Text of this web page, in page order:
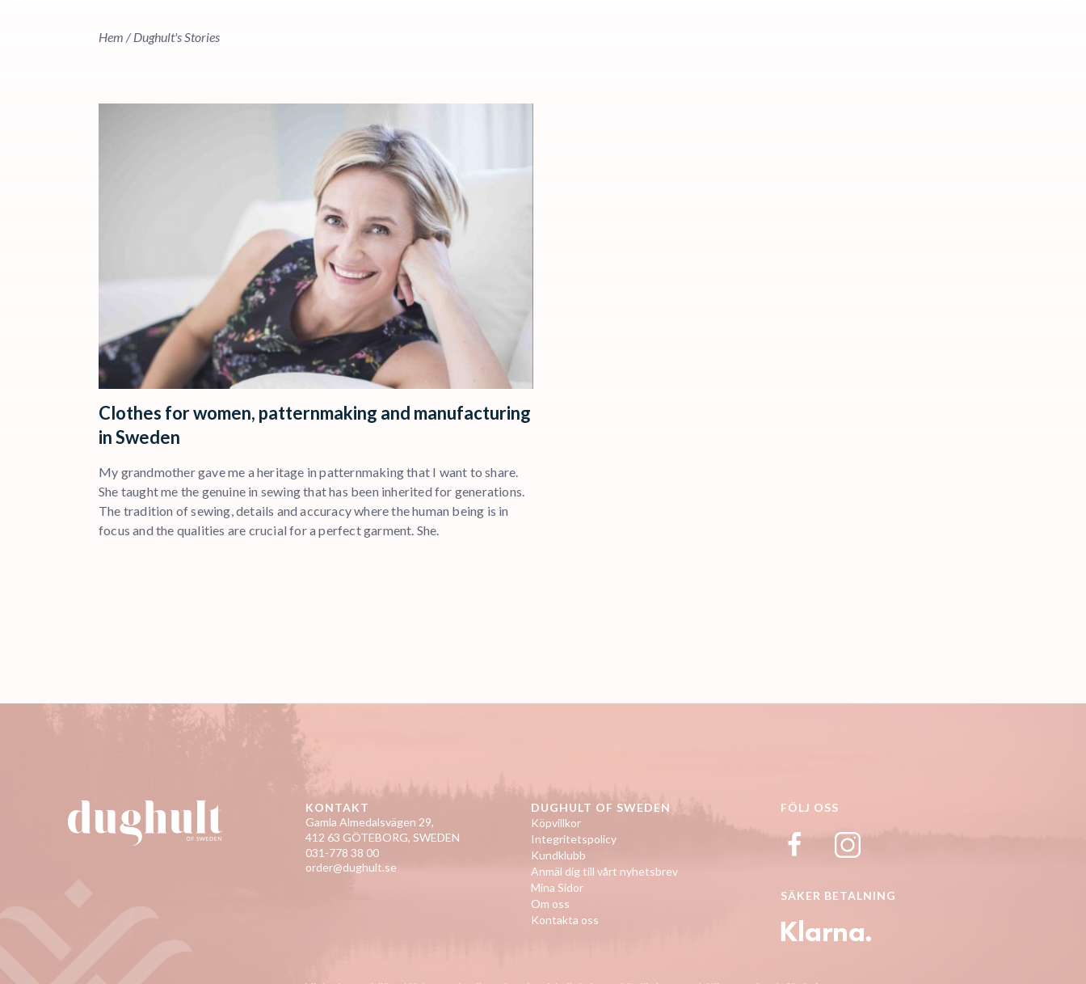
Hem /Dughult's Stories
Clothes for women, patternmaking and manufacturing
in Sweden
My grandmother gave me a heritage in patternmaking that I want to share.
She taught me the genuine in sewing that has been inherited for generations.
The tradition of sewing, details and accuracy where the human being is in
focus and the qualities are crucial for a perfect garment. She.
KONTAKT
Gamla Almedalsvägen 29,
412 63 GÖTEBORG, SWEDEN
031-778 38 00
order@dughult.se
DUGHULT OF SWEDEN
Köpvillkor
Integritetspolicy
Kundklubb
Anmäl dig till vårt nyhetsbrev
Mina Sidor
Om oss
Kontakta oss
FÖLJ OSS
SÄKER BETALNING